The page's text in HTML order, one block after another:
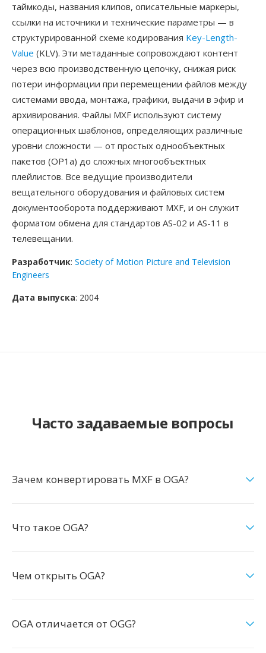
таймкоды, названия клипов, описательные маркеры,
ссылки на источники и технические параметры — в
структурированной схеме кодирования Key-Length-
Value (KLV). Эти метаданные сопровождают контент
через всю производственную цепочку, снижая риск
потери информации при перемещении файлов между
системами ввода, монтажа, графики, выдачи в эфир и
архивирования. Файлы MXF используют систему
операционных шаблонов, определяющих различные
уровни сложности — от простых однообъектных
пакетов (OP1a) до сложных многообъектных
плейлистов. Все ведущие производители
вещательного оборудования и файловых систем
документооборота поддерживают MXF, и он служит
форматом обмена для стандартов AS-02 и AS-11 в
телевещании.
Разработчик: Society of Motion Picture and Television
Engineers
Дата выпуска: 2004
Часто задаваемые вопросы
Зачем конвертировать MXF в OGA?
Что такое OGA?
Чем открыть OGA?
OGA отличается от OGG?